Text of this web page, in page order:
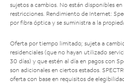
sujetos a cambios. No están disponibles en
restricciones. Rendimiento de Internet:
por fibra óptica y se suministra a la
Oferta por tiempo limitado; sujeta a
residenciales (que no hayan utilizado
30 días) y que estén al día en pagos con
son adicionales en ciertos estados.
oferta con base en requisitos de